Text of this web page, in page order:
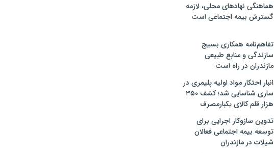
هماهنگی نهادهای محلی، لازمه
گسترش بیمه اجتماعی است
تفاهم‌نامه همکاری بسیج
سازندگی و منابع طبیعی
مازندران در راه است
انبار احتکار مواد اولیه پلیمری در
ساری شناسایی شد؛ کشف ۳۵۰
هزار قلم کالای یکبارمصرف
تدوین سازوکار اجرایی برای
توسعه بیمه اجتماعی فعالان
شیلات در مازندران